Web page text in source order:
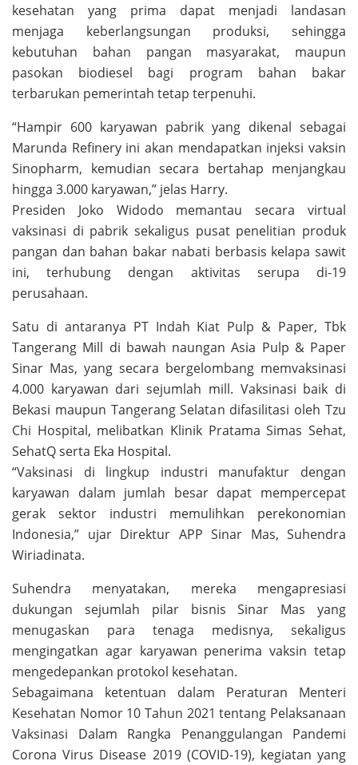
kesehatan yang prima dapat menjadi landasan
menjaga keberlangsungan produksi, sehingga
kebutuhan bahan pangan masyarakat, maupun
pasokan biodiesel bagi program bahan bakar
terbarukan pemerintah tetap terpenuhi.
“Hampir 600 karyawan pabrik yang dikenal sebagai
Marunda Refinery ini akan mendapatkan injeksi vaksin
Sinopharm, kemudian secara bertahap menjangkau
hingga 3.000 karyawan,” jelas Harry.
Presiden Joko Widodo memantau secara virtual
vaksinasi di pabrik sekaligus pusat penelitian produk
pangan dan bahan bakar nabati berbasis kelapa sawit
ini, terhubung dengan aktivitas serupa di-19
perusahaan.
Satu di antaranya PT Indah Kiat Pulp & Paper, Tbk
Tangerang Mill di bawah naungan Asia Pulp & Paper
Sinar Mas, yang secara bergelombang memvaksinasi
4.000 karyawan dari sejumlah mill. Vaksinasi baik di
Bekasi maupun Tangerang Selatan difasilitasi oleh Tzu
Chi Hospital, melibatkan Klinik Pratama Simas Sehat,
SehatQ serta Eka Hospital.
“Vaksinasi di lingkup industri manufaktur dengan
karyawan dalam jumlah besar dapat mempercepat
gerak sektor industri memulihkan perekonomian
Indonesia,” ujar Direktur APP Sinar Mas, Suhendra
Wiriadinata.
Suhendra menyatakan, mereka mengapresiasi
dukungan sejumlah pilar bisnis Sinar Mas yang
menugaskan para tenaga medisnya, sekaligus
mengingatkan agar karyawan penerima vaksin tetap
mengedepankan protokol kesehatan.
Sebagaimana ketentuan dalam Peraturan Menteri
Kesehatan Nomor 10 Tahun 2021 tentang Pelaksanaan
Vaksinasi Dalam Rangka Penanggulangan Pandemi
Corona Virus Disease 2019 (COVID-19), kegiatan yang